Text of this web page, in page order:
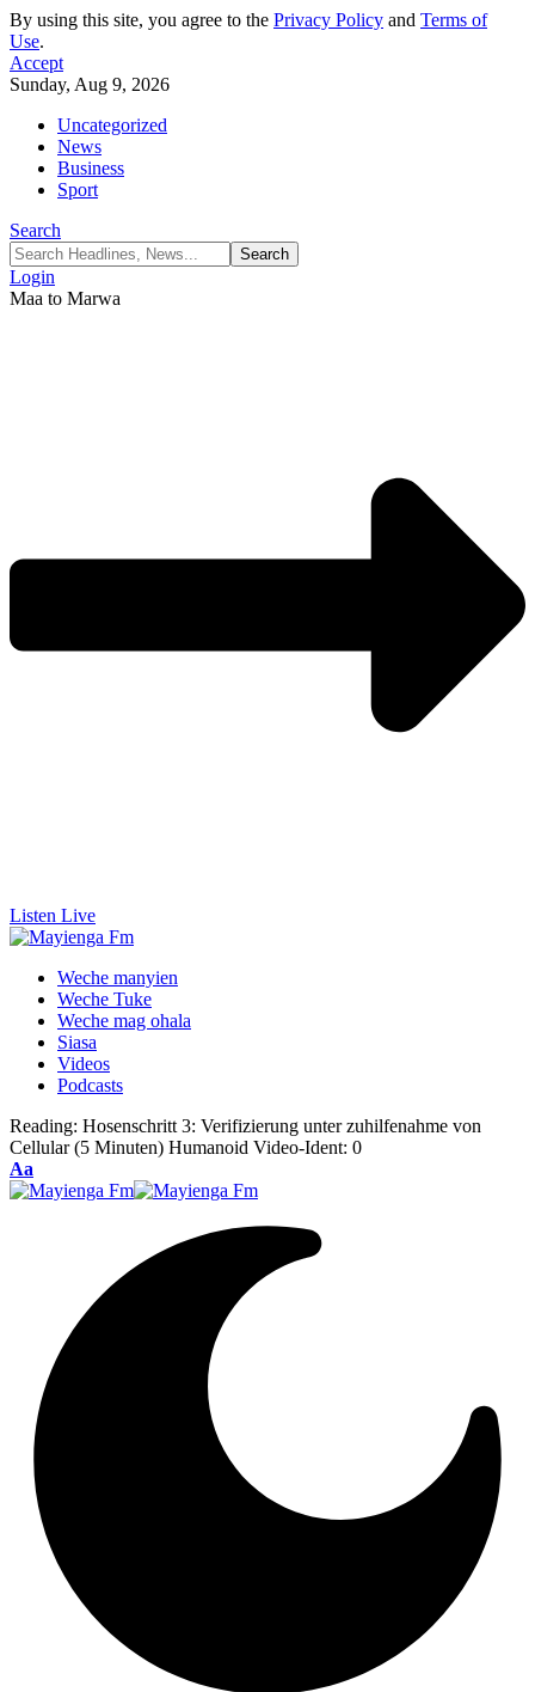
By using this site, you agree to the Privacy Policy and Terms of
Use.
Accept
Sunday, Aug 9, 2026
Uncategorized
News
Business
Sport
Search
Login
Maa to Marwa
Listen Live
Weche manyien
Weche Tuke
Weche mag ohala
Siasa
Videos
Podcasts
Reading: Hosenschritt 3: Verifizierung unter zuhilfenahme von
Cellular (5 Minuten) Humanoid Video-Ident: 0
Font
Resizer
Aa